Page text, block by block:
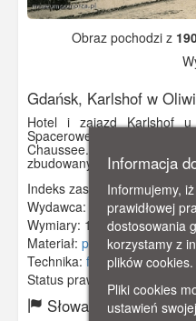
Obraz pochodzi z
Gdańsk, Karlshof w
Hotel i zajazd Karlshof u
Spacerowej (ten fragment
Chaussee. Jego początki
zbudowany i nazwany
Indeks zasobu:GSP01392
Wydawca:
S.D.L. Oliva
Wymiary: 138 x 86 mm
Materiał: pocztówka
Technika: fotografia czarno-
Status prawny:
Słowa kluczowe:
Informacja
Informujemy,
prawidłowej
dostosowania
korzystamy z
plików cookies.
Pliki cookies
ustawień